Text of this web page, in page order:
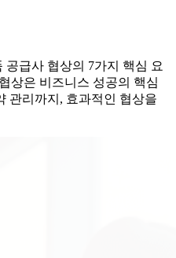
급사 협상의 7가지 핵심 요
상은 비즈니스 성공의 핵심
관리까지, 효과적인 협상을